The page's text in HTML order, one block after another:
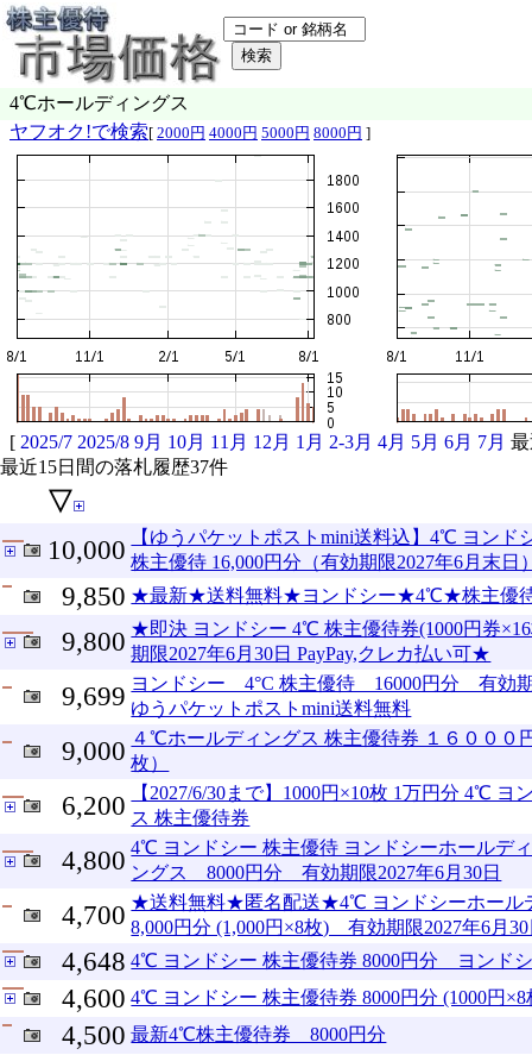
4℃ホールディングス
ヤフオク!で検索 [ 2000円 4000円 5000円 8000円 ]
[ 2025/7 2025/8 9月 10月 11月 12月 1月 2-3月 4月 5月 6月 7月
最近15日間の落札履歴37件
▽
10,000
【ゆうパケットポストmini送料込】4℃ ヨンド
株主優待 16,000円分（有効期限2027年6月末日
9,850 ★最新★送料無料★ヨンドシー★4℃★株主優
9,800 ★即決 ヨンドシー 4℃ 株主優待券(1000円券
期限2027年6月30日 PayPay,クレカ払い可★
9,699 ヨンドシー 4°C 株主優待 16000円分 有効
ゆうパケットポストmini送料無料
9,000 ４℃ホールディングス 株主優待券 １６０００
枚）
6,200
【2027/6/30まで】1000円×10枚 1万円分 4℃ ヨ
ス 株主優待券
4,800 4℃ ヨンドシー 株主優待 ヨンドシーホールデ
ングス 8000円分 有効期限2027年6月30日
4,700 ★送料無料★匿名配送★4℃ ヨンドシーホール
8,000円分 (1,000円×8枚) 有効期限2027年6月
4,648 4℃ ヨンドシー 株主優待券 8000円分 ヨンド
4,600 4℃ ヨンドシー 株主優待券 8000円分 (1000円×8
4,500 最新4℃株主優待券 8000円分